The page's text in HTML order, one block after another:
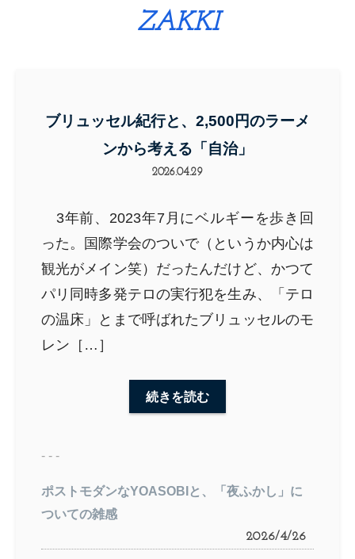
ZAKKI
ブリュッセル紀行と、2,500円のラーメ
ンから考える「自治」
2026.04.29
3年前、2023年7月にベルギーを歩き回
った。国際学会のついで（というか内心は
観光がメイン笑）だったんだけど、かつて
パリ同時多発テロの実行犯を生み、「テロ
の温床」とまで呼ばれたブリュッセルのモ
レン［…］
続きを読む
- - -
ポストモダンなYOASOBIと、「夜ふかし」に
ついての雑感
2026/4/26